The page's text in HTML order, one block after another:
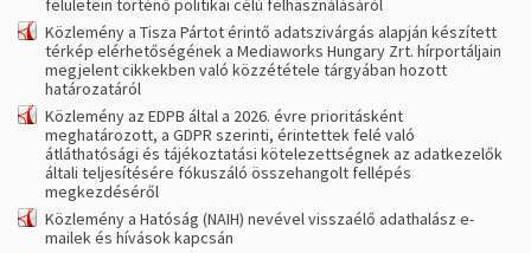
felületein történő politikai célú felhasználásáról
Közlemény a Tisza Pártot érintő adatszivárgás alapján készített
térkép elérhetőségének a Mediaworks Hungary Zrt. hírportáljain
megjelent cikkekben való közzététele tárgyában hozott
határozatáról
Közlemény az EDPB által a 2026. évre prioritásként
meghatározott, a GDPR szerinti, érintettek felé való
átláthatósági és tájékoztatási kötelezettségnek az adatkezelők
általi teljesítésére fókuszáló összehangolt fellépés
megkezdéséről
Közlemény a Hatóság (NAIH) nevével visszaélő adathalász e-
mailek és hívások kapcsán